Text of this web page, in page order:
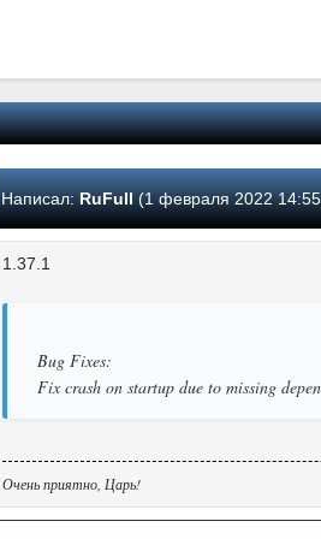
Написал: RuFull(1 февраля 2022
1.37.1
Bug Fixes:
Fix crash on startup due to missing
Очень приятно, Царь!